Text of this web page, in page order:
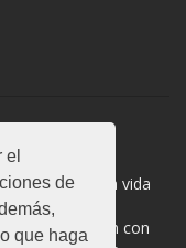
de
que haga
cientos de
como en la vida
importante, no
salas cuentan con